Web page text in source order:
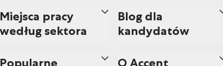
Miejsca pracy
według sektora
Popularne
Blog dla
kandydatów
O Accent